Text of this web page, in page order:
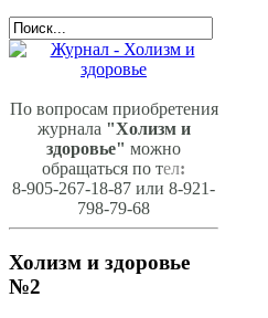
По вопросам приобретения
журнала "Холизм и
здоровье" можно
обращаться по тел:
8-905-267-18-87 или 8-921-
798-79-68
Холизм и здоровье
№2